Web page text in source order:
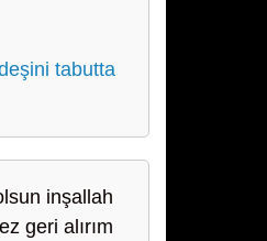
tabutta
inşallah
geri alırım